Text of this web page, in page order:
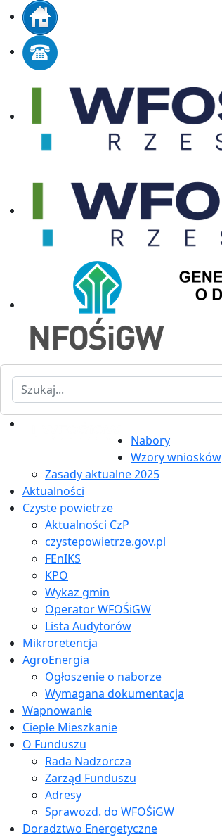
Szukaj
Nabory
Wzory wniosków
Zasady aktualne 2025
Aktualności
Czyste powietrze
Aktualności CzP
czystepowietrze.gov.pl
FEnIKS
KPO
Wykaz gmin
Operator WFOŚiGW
Lista Audytorów
Mikroretencja
AgroEnergia
Ogłoszenie o naborze
Wymagana dokumentacja
Wapnowanie
Ciepłe Mieszkanie
O Funduszu
Rada Nadzorcza
Zarząd Funduszu
Adresy
Sprawozd. do WFOŚiGW
Doradztwo Energetyczne